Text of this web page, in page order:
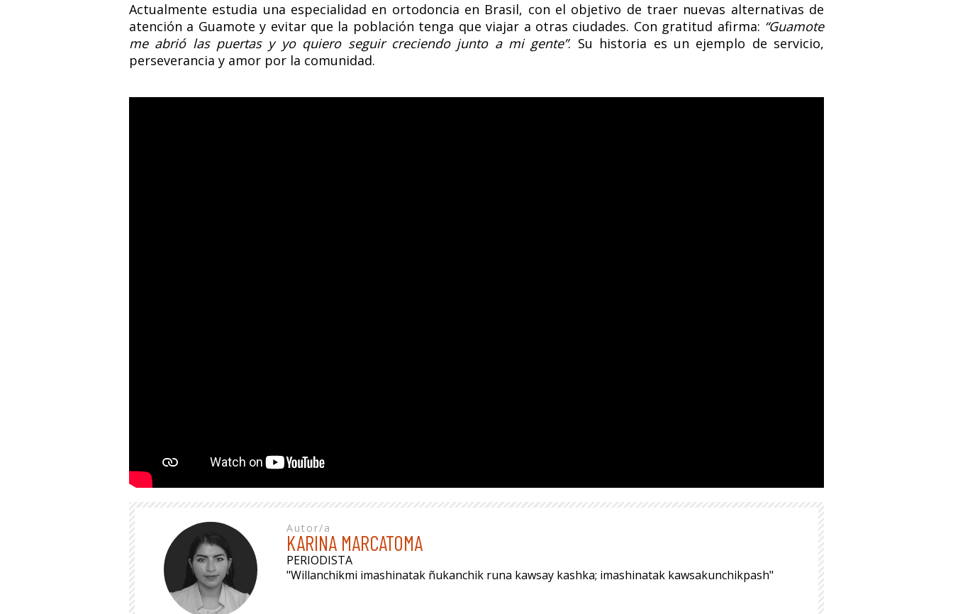
Actualmente estudia una especialidad en ortodoncia en Brasil, con el objetivo de traer nuevas alternativas de
atención a Guamote y evitar que la población tenga que viajar a otras ciudades. Con gratitud afirma: “Guamote
me abrió las puertas y yo quiero seguir creciendo junto a mi gente”. Su historia es un ejemplo de servicio,
perseverancia y amor por la comunidad.
Autor/a
KARINA MARCATOMA
PERIODISTA
"Willanchikmi imashinatak ñukanchik runa kawsay kashka; imashinatak kawsakunchikpash"